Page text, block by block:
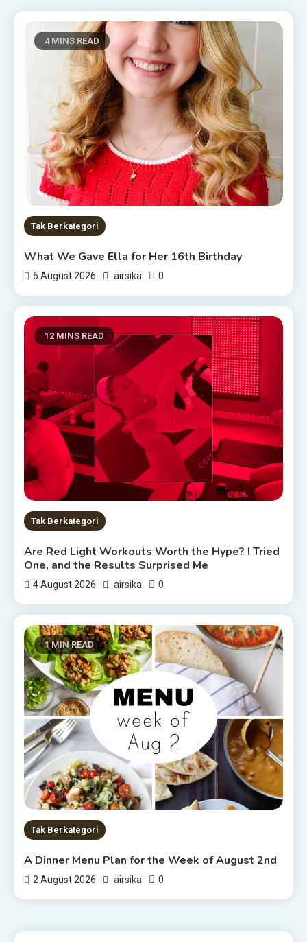
4 MINS READ
Tak Berkategori
What We Gave Ella for Her 16th Birthday
6 August 2026 airsika 0
12 MINS READ
Tak Berkategori
Are Red Light Workouts Worth the Hype? I Tried
One, and the Results Surprised Me
4 August 2026 airsika 0
1 MIN READ
Tak Berkategori
A Dinner Menu Plan for the Week of August 2nd
2 August 2026 airsika 0